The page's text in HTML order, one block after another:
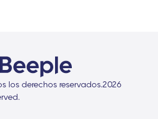
los derechos reservados.2026